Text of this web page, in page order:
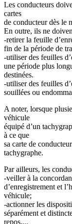
Les conducteurs
cartes
de conducteur dès le
En outre, ils ne
-retirer la feuille
fin de la période de
-utiliser des feuilles
une période plus
destinées.
-utiliser des feuilles
souillées ou
A noter, lorsque
véhicule
équipé d’un
à ce que
sa carte de
tachygraphe.
Par ailleurs, les
-veiller à la
d’enregistrement et
véhicule;
-actionner les
séparément et
repos,...